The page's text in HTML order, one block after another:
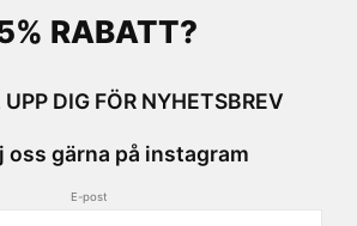
RABATT?
UPP DIG FÖR NYHETSBREV
oss gärna på instagram
E-post